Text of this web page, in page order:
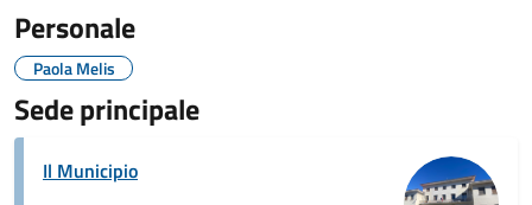
Personale
Paola Melis
Sede principale
Il Municipio